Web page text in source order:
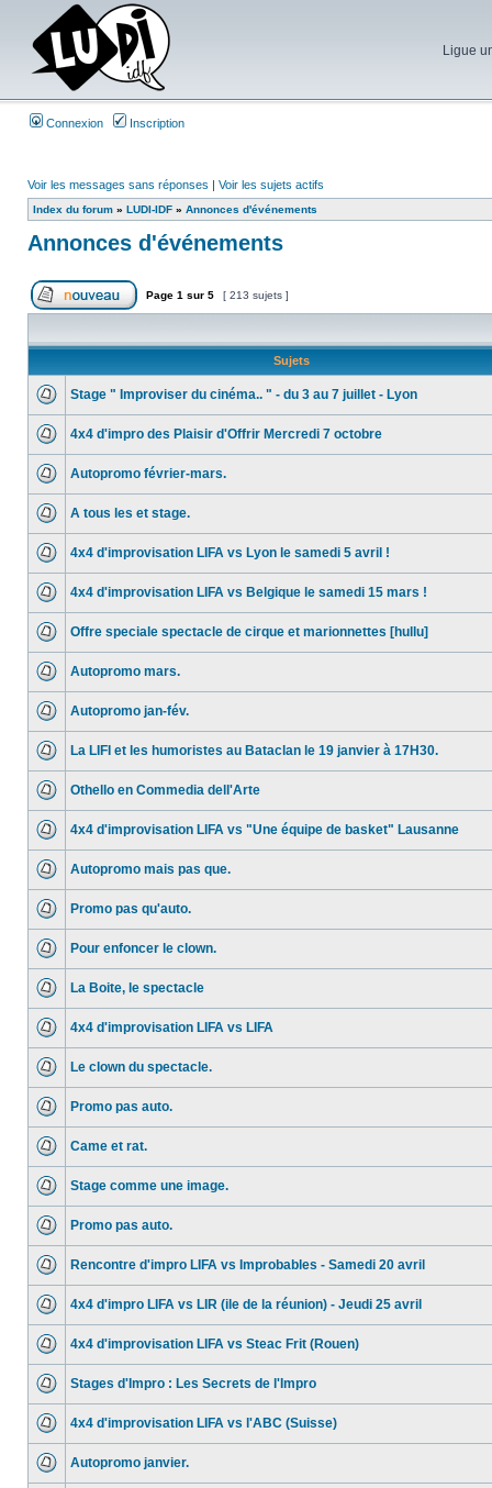
Ligue
Connexion Inscription
Voir les messages sans réponses | Voir les sujets actifs
Index du forum » LUDI-IDF » Annonces d'événements
Annonces d'événements
Page 1 sur 5 [ 213 sujets ]
Sujets
Stage " Improviser du cinéma.. " - du 3 au 7 juillet - Lyon
4x4 d'impro des Plaisir d'Offrir Mercredi 7 octobre
Autopromo février-mars.
A tous les et stage.
4x4 d'improvisation LIFA vs Lyon le samedi 5 avril !
4x4 d'improvisation LIFA vs Belgique le samedi 15 mars !
Offre speciale spectacle de cirque et marionnettes [hullu]
Autopromo mars.
Autopromo jan-fév.
La LIFI et les humoristes au Bataclan le 19 janvier à 17H30.
Othello en Commedia dell'Arte
4x4 d'improvisation LIFA vs "Une équipe de basket" Lausanne
Autopromo mais pas que.
Promo pas qu'auto.
Pour enfoncer le clown.
La Boite, le spectacle
4x4 d'improvisation LIFA vs LIFA
Le clown du spectacle.
Promo pas auto.
Came et rat.
Stage comme une image.
Promo pas auto.
Rencontre d'impro LIFA vs Improbables - Samedi 20 avril
4x4 d'impro LIFA vs LIR (ile de la réunion) - Jeudi 25 avril
4x4 d'improvisation LIFA vs Steac Frit (Rouen)
Stages d'Impro : Les Secrets de l'Impro
4x4 d'improvisation LIFA vs l'ABC (Suisse)
Autopromo janvier.